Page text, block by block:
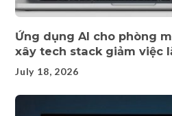
Ứng dụng AI cho phòng
xây tech stack giảm việc
July 18, 2026